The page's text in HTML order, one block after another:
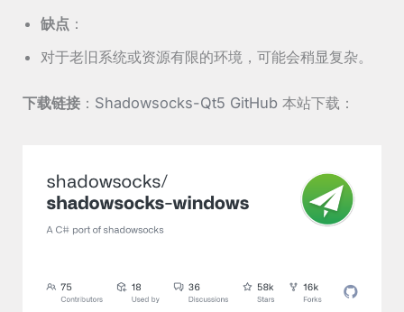
缺点 ：
对于老旧系统或资源有限的环境，可能会稍显复杂。
下载链接 ： Shadowsocks-Qt5 GitHub 本站下载：